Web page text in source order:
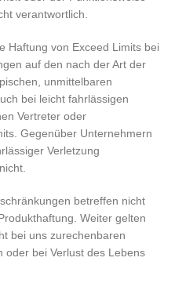
verantwortlich.
Haftung von Exceed Limits bei
auf den nach der Art der
unmittelbaren
bei leicht fahrlässigen
Vertreter oder
Gegenüber Unternehmern
Verletzung
betreffen nicht
Weiter gelten
bei uns zurechenbaren
oder bei Verlust des Lebens